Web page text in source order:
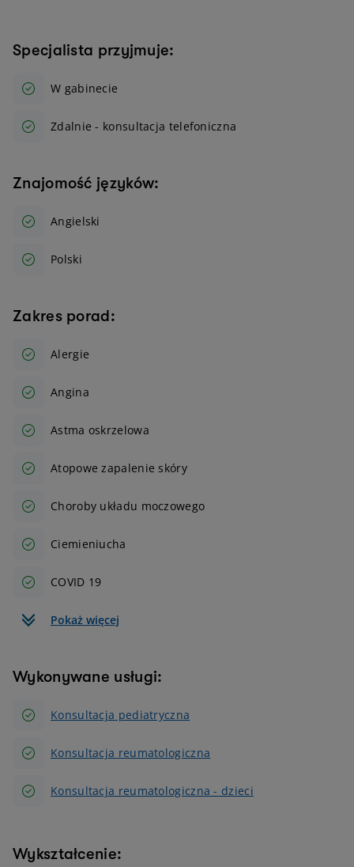
Specjalista przyjmuje:
W gabinecie
Zdalnie - konsultacja telefoniczna
Znajomość języków:
Angielski
Polski
Zakres porad:
Alergie
Angina
Astma oskrzelowa
Atopowe zapalenie skóry
Choroby układu moczowego
Ciemieniucha
COVID 19
Pokaż więcej
Wykonywane usługi:
Konsultacja pediatryczna
Konsultacja reumatologiczna
Konsultacja reumatologiczna - dzieci
Wykształcenie: